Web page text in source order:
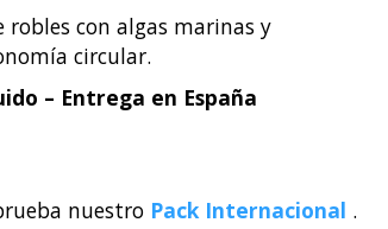
con algas marinas y
circular.
– Entrega en España
nuestro Pack Internacional .